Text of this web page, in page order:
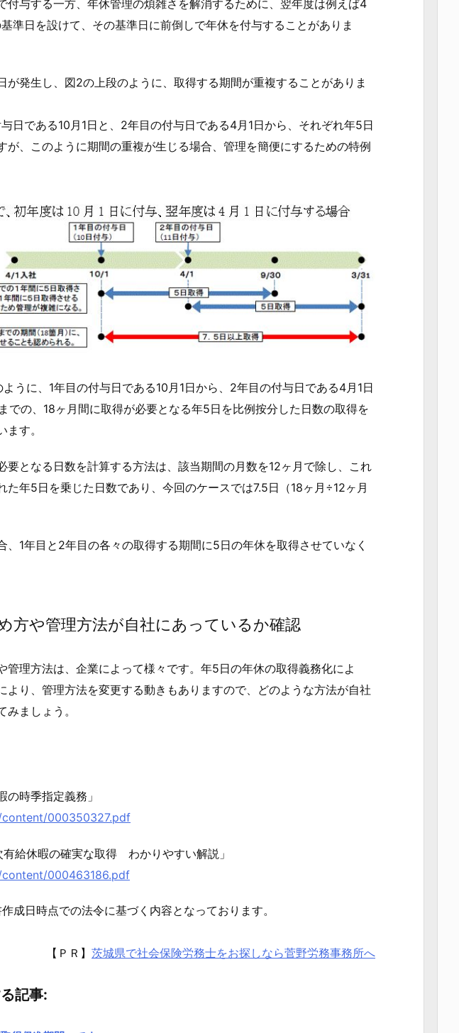
与する一方、年休管理の煩雑さを解消するために、翌年度は例えば4
準日を設けて、その基準日に前倒しで年休を付与することがありま
発生し、図2の上段のように、取得する期間が重複することがありま
日である10月1日と、2年目の付与日である4月1日から、それぞれ年5日
が、このように期間の重複が生じる場合、管理を簡便にするための特例
うに、1年目の付与日である10月1日から、2年目の付与日である4月1日
での、18ヶ月間に取得が必要となる年5日を比例按分した日数の取得を
す。
となる日数を計算する方法は、該当期間の月数を12ヶ月で除し、これ
た年5日を乗じた日数であり、今回のケースでは7.5日（18ヶ月÷12ヶ月
1年目と2年目の各々の取得する期間に5日の年休を取得させていなく
方や管理方法が自社にあっているか確認
理方法は、企業によって様々です。年5日の年休の取得義務化によ
より、管理方法を変更する動きもありますので、どのような方法が自社
ましょう。
の時季指定義務」
000350327.pdf
給休暇の確実な取得 わかりやすい解説」
000463186.pdf
成日時点での法令に基づく内容となっております。
【ＰＲ】 茨城県で社会保険労務士をお探しなら菅野労務事務所へ
記事: